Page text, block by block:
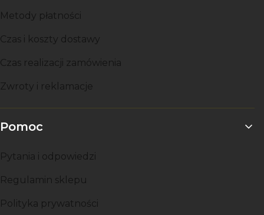
Metody płatności
Czas i koszty dostawy
Czas realizacji zamówienia
Zwroty i reklamacje
Pomoc
Pytania i odpowiedzi
Regulamin sklepu
Polityka prywatności